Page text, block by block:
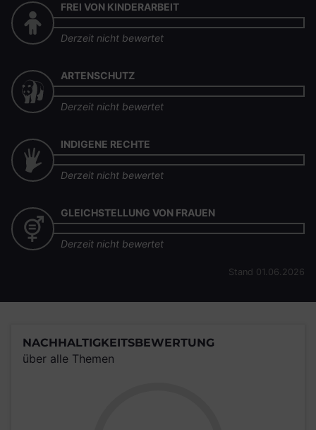
FREI VON KINDERARBEIT
Derzeit nicht bewertet
ARTENSCHUTZ
Derzeit nicht bewertet
INDIGENE RECHTE
Derzeit nicht bewertet
GLEICHSTELLUNG VON FRAUEN
Derzeit nicht bewertet
Stand 01.06.2026
NACHHALTIGKEITSBEWERTUNG
über alle Themen